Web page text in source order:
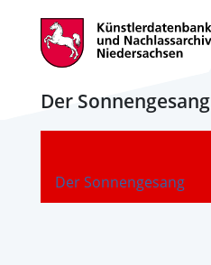
Der Sonnengesang
Der Sonnengesang